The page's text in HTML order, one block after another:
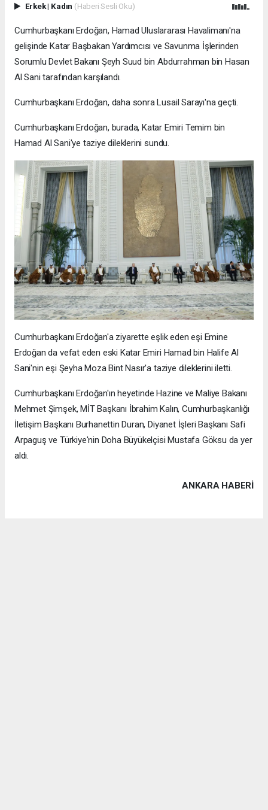
Erkek| Kadın (Haberi Sesli Oku)
Cumhurbaşkanı Erdoğan, Hamad Uluslararası Havalimanı'na
gelişinde Katar Başbakan Yardımcısı ve Savunma İşlerinden
Sorumlu Devlet Bakanı Şeyh Suud bin Abdurrahman bin Hasan
Al Sani tarafından karşılandı.
Cumhurbaşkanı Erdoğan, daha sonra Lusail Sarayı'na geçti.
Cumhurbaşkanı Erdoğan, burada, Katar Emiri Temim bin
Hamad Al Sani'ye taziye dileklerini sundu.
Cumhurbaşkanı Erdoğan'a ziyarette eşlik eden eşi Emine
Erdoğan da vefat eden eski Katar Emiri Hamad bin Halife Al
Sani'nin eşi Şeyha Moza Bint Nasır'a taziye dileklerini iletti.
Cumhurbaşkanı Erdoğan'ın heyetinde Hazine ve Maliye Bakanı
Mehmet Şimşek, MİT Başkanı İbrahim Kalın, Cumhurbaşkanlığı
İletişim Başkanı Burhanettin Duran, Diyanet İşleri Başkanı Safi
Arpaguş ve Türkiye'nin Doha Büyükelçisi Mustafa Göksu da yer
aldı.
ANKARA HABERİ